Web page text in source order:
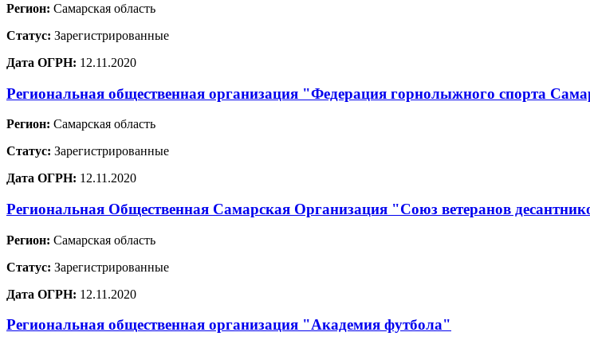
Регион: Самарская область
Статус: Зарегистрированные
Дата ОГРН: 12.11.2020
Региональная общественная организация "Федерация горнолыжного спорта
Регион: Самарская область
Статус: Зарегистрированные
Дата ОГРН: 12.11.2020
Региональная Общественная Самарская Организация "Союз ветеранов
Регион: Самарская область
Статус: Зарегистрированные
Дата ОГРН: 12.11.2020
Региональная общественная организация "Академия футбола"